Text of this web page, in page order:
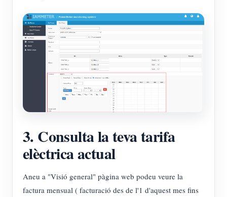
3. Consulta la teva tarifa
elèctrica actual
Aneu a "Visió general" pàgina web podeu veure la
factura mensual ( facturació des de l'1 d'aquest mes fins